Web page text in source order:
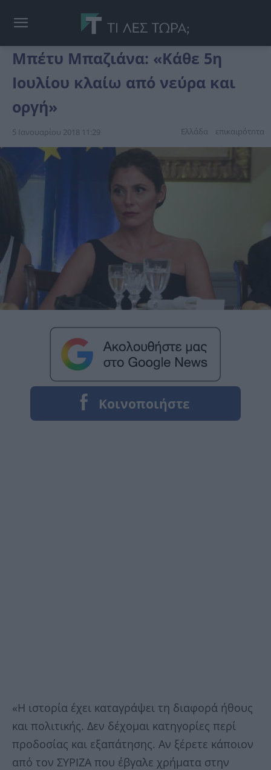
Μπέτυ Μπαζιάνα: «Κάθε 5η
Ιουλίου κλαίω από νεύρα και
οργή»
5 Ιανουαρίου 2018 11:29 Ελλάδα επικαιpότnτα
«Η ιστορία έχει καταγράψει τη διαφορά ήθους
και πολιτικής. Δεν δέχομαι κατηγορίες περί
προδοσίας και εξαπάτησης. Αν ξέρετε κάποιον
από τον ΣΥΡΙΖΑ που έβγαλε χρήματα στην